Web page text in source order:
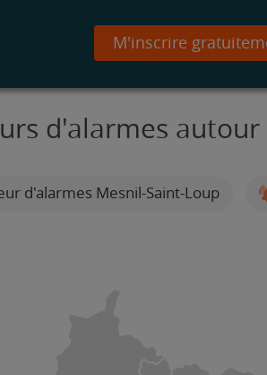
M'inscrire
d'alarmes
d'alarmes Mesnil-Saint-Loup